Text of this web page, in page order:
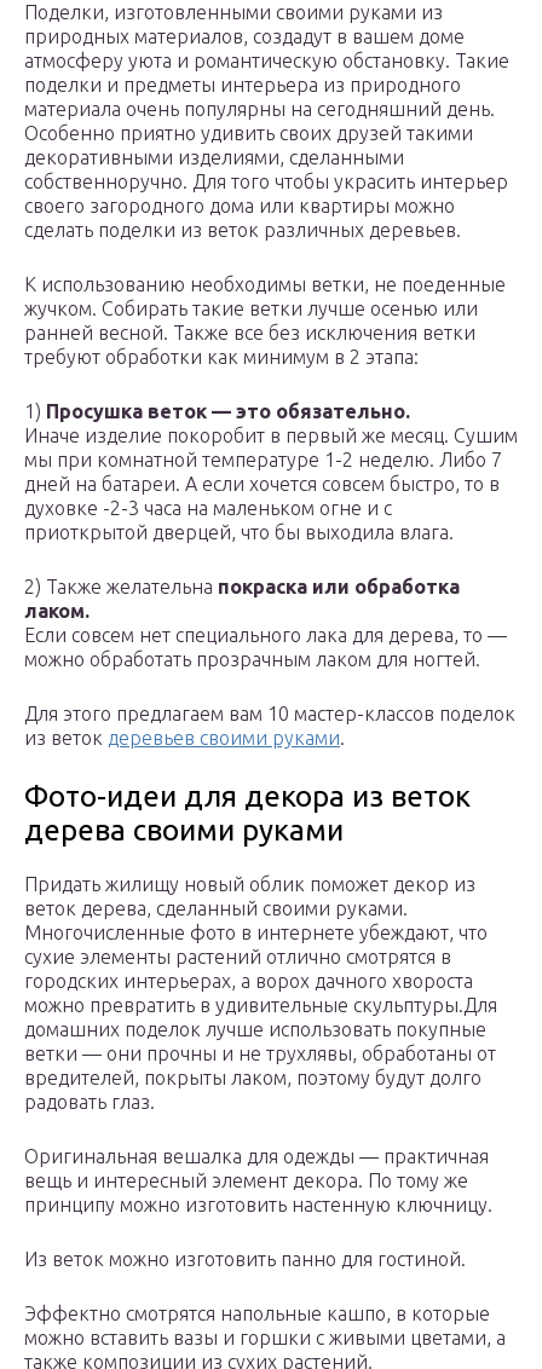
Поделки, изготовленными своими руками из
природных материалов, создадут в вашем доме
атмосферу уюта и романтическую обстановку. Такие
поделки и предметы интерьера из природного
материала очень популярны на сегодняшний день.
Особенно приятно удивить своих друзей такими
декоративными изделиями, сделанными
собственноручно. Для того чтобы украсить интерьер
своего загородного дома или квартиры можно
сделать поделки из веток различных деревьев.
К использованию необходимы ветки, не поеденные
жучком. Собирать такие ветки лучше осенью или
ранней весной. Также все без исключения ветки
требуют обработки как минимум в 2 этапа:
1) Просушка веток — это обязательно.
Иначе изделие покоробит в первый же месяц. Сушим
мы при комнатной температуре 1-2 неделю. Либо 7
дней на батареи. А если хочется совсем быстро, то в
духовке -2-3 часа на маленьком огне и с
приоткрытой дверцей, что бы выходила влага.
2) Также желательна покраска или обработка
лаком.
Если совсем нет специального лака для дерева, то —
можно обработать прозрачным лаком для ногтей.
Для этого предлагаем вам 10 мастер-классов поделок
из веток деревьев своими руками.
Фото-идеи для декора из веток
дерева своими руками
Придать жилищу новый облик поможет декор из
веток дерева, сделанный своими руками.
Многочисленные фото в интернете убеждают, что
сухие элементы растений отлично смотрятся в
городских интерьерах, а ворох дачного хвороста
можно превратить в удивительные скульптуры.Для
домашних поделок лучше использовать покупные
ветки — они прочны и не трухлявы, обработаны от
вредителей, покрыты лаком, поэтому будут долго
радовать глаз.
Оригинальная вешалка для одежды — практичная
вещь и интересный элемент декора. По тому же
принципу можно изготовить настенную ключницу.
Из веток можно изготовить панно для гостиной.
Эффектно смотрятся напольные кашпо, в которые
можно вставить вазы и горшки с живыми цветами, а
также композиции из сухих растений.